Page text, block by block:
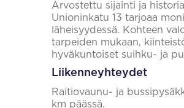
Arvostettu sijainti ja
Unioninkatu 13 tarjoaa
läheisyydessä. Kohteen
tarpeiden mukaan,
hyväkuntoiset suihku- ja
Liikenneyhteydet
Raitiovaunu- ja
km päässä.